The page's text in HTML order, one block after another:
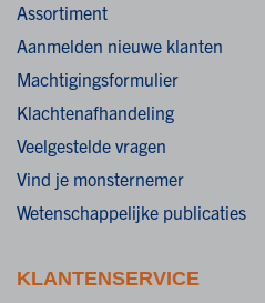
Assortiment
Aanmelden nieuwe klanten
Machtigingsformulier
Klachtenafhandeling
Veelgestelde vragen
Vind je monsternemer
Wetenschappelijke publicaties
KLANTENSERVICE